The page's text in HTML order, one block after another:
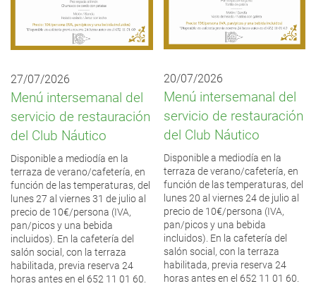
27/07/2026
Menú intersemanal del
servicio de restauración
del Club Náutico
Disponible a mediodía en la
terraza de verano/cafetería, en
función de las temperaturas, del
lunes 27 al viernes 31 de julio al
precio de 10€/persona (IVA,
pan/picos y una bebida
incluidos). En la cafetería del
salón social, con la terraza
habilitada, previa reserva 24
horas antes en el 652 11 01 60.
20/07/2026
Menú intersemanal del
servicio de restauración
del Club Náutico
Disponible a mediodía en la
terraza de verano/cafetería, en
función de las temperaturas, del
lunes 20 al viernes 24 de julio al
precio de 10€/persona (IVA,
pan/picos y una bebida
incluidos). En la cafetería del
salón social, con la terraza
habilitada, previa reserva 24
horas antes en el 652 11 01 60.